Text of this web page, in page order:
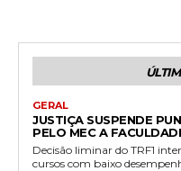
GERAL
JUSTIÇA SUSPENDE
PELO MEC A
Decisão liminar do TRF1
cursos com baixo